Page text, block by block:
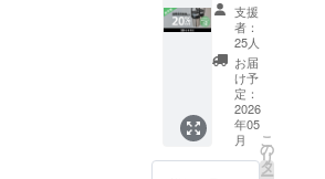
料で
す。 ※
ご注文
状況、
使用部
材の供
給状
況、製
造工程
上の都
ターン
内容 ・
CanHol
der ×２
セット
・専用
スト
ラップ×
２本 ■
支援
者：
25人
お届
け予
定：
2026
年05
月
こ
の
リ
タ